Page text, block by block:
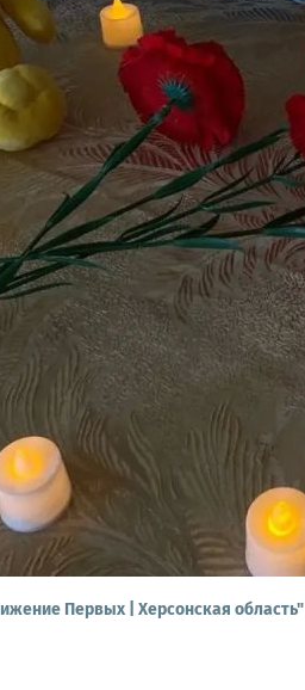
Первых | Херсонская область"